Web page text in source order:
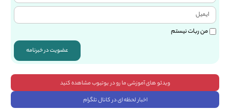
من ربات نیستم
عضویت در خبرنامه
ویدئو های آموزشی ما رو در یوتیوب مشاهده کنید
اخبار لحظه ای در کانال تلگرام